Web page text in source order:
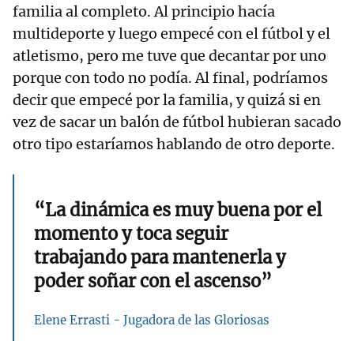
familia al completo. Al principio hacía
multideporte y luego empecé con el fútbol y el
atletismo, pero me tuve que decantar por uno
porque con todo no podía. Al final, podríamos
decir que empecé por la familia, y quizá si en
vez de sacar un balón de fútbol hubieran sacado
otro tipo estaríamos hablando de otro deporte.
“La dinámica es muy buena por el
momento y toca seguir
trabajando para mantenerla y
poder soñar con el ascenso”
Elene Errasti - Jugadora de las Gloriosas